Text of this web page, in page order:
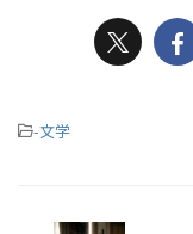
-文学